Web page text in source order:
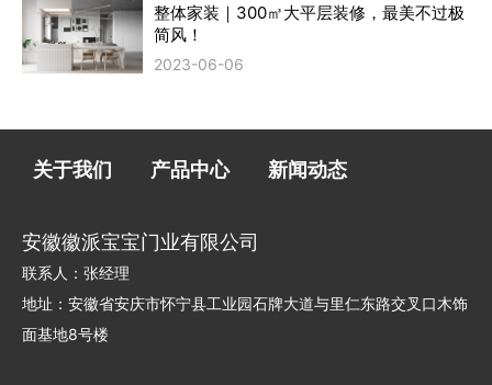
整体家装｜300㎥大平层装修，最美不过极
简风！
2023-06-06
关于我们 产品中心 新闻动态
安徽徽派宝宝门业有限公司
联系人：张经理
地址：安徽省安庆市怀宁县工业园石牌大道与里仁东路交叉口木饰
面基地8号楼